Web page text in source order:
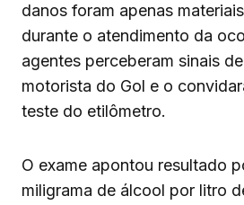
danos foram apenas
durante o atendimento da
agentes perceberam sinais
motorista do Gol e o
teste do etilômetro.
O exame apontou resultado
miligrama de álcool por litro